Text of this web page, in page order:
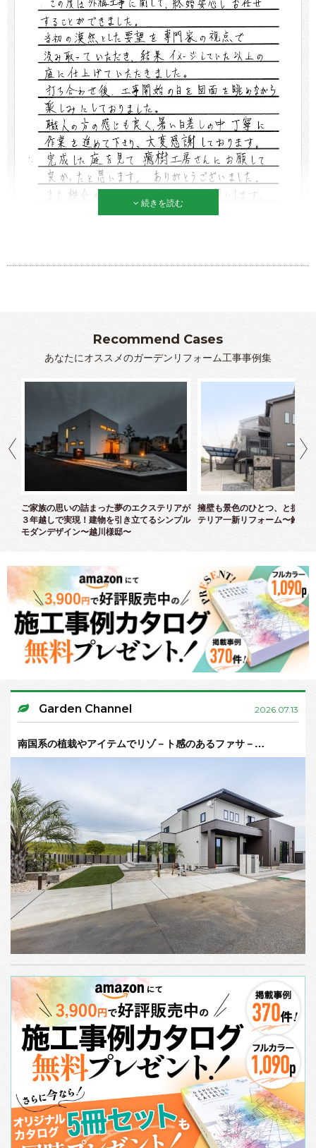
続きを読む
Recommend Cases
あなたにオススメのガーデンリフォーム工事事例集
ご家族の思いの詰まった夢のエクステリアが
３年越しで実現！建物を引き立てるシンプル
モダンデザイン〜越川様邸〜
擁壁も景色のひとつ、と捉え
テリア一新リフォーム〜鈴木
Garden Channel 2026.07.13
南国系の植栽やアイテムでリゾ－ト感のあるファサ－…